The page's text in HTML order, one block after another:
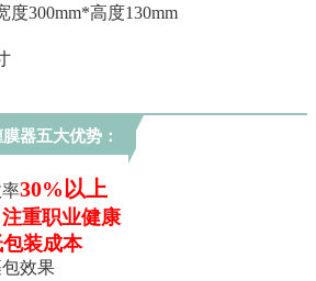
度300mm*高度130mm
膜器五大优势 ：
率30%以上
注重职业健康
包装成本
包效果